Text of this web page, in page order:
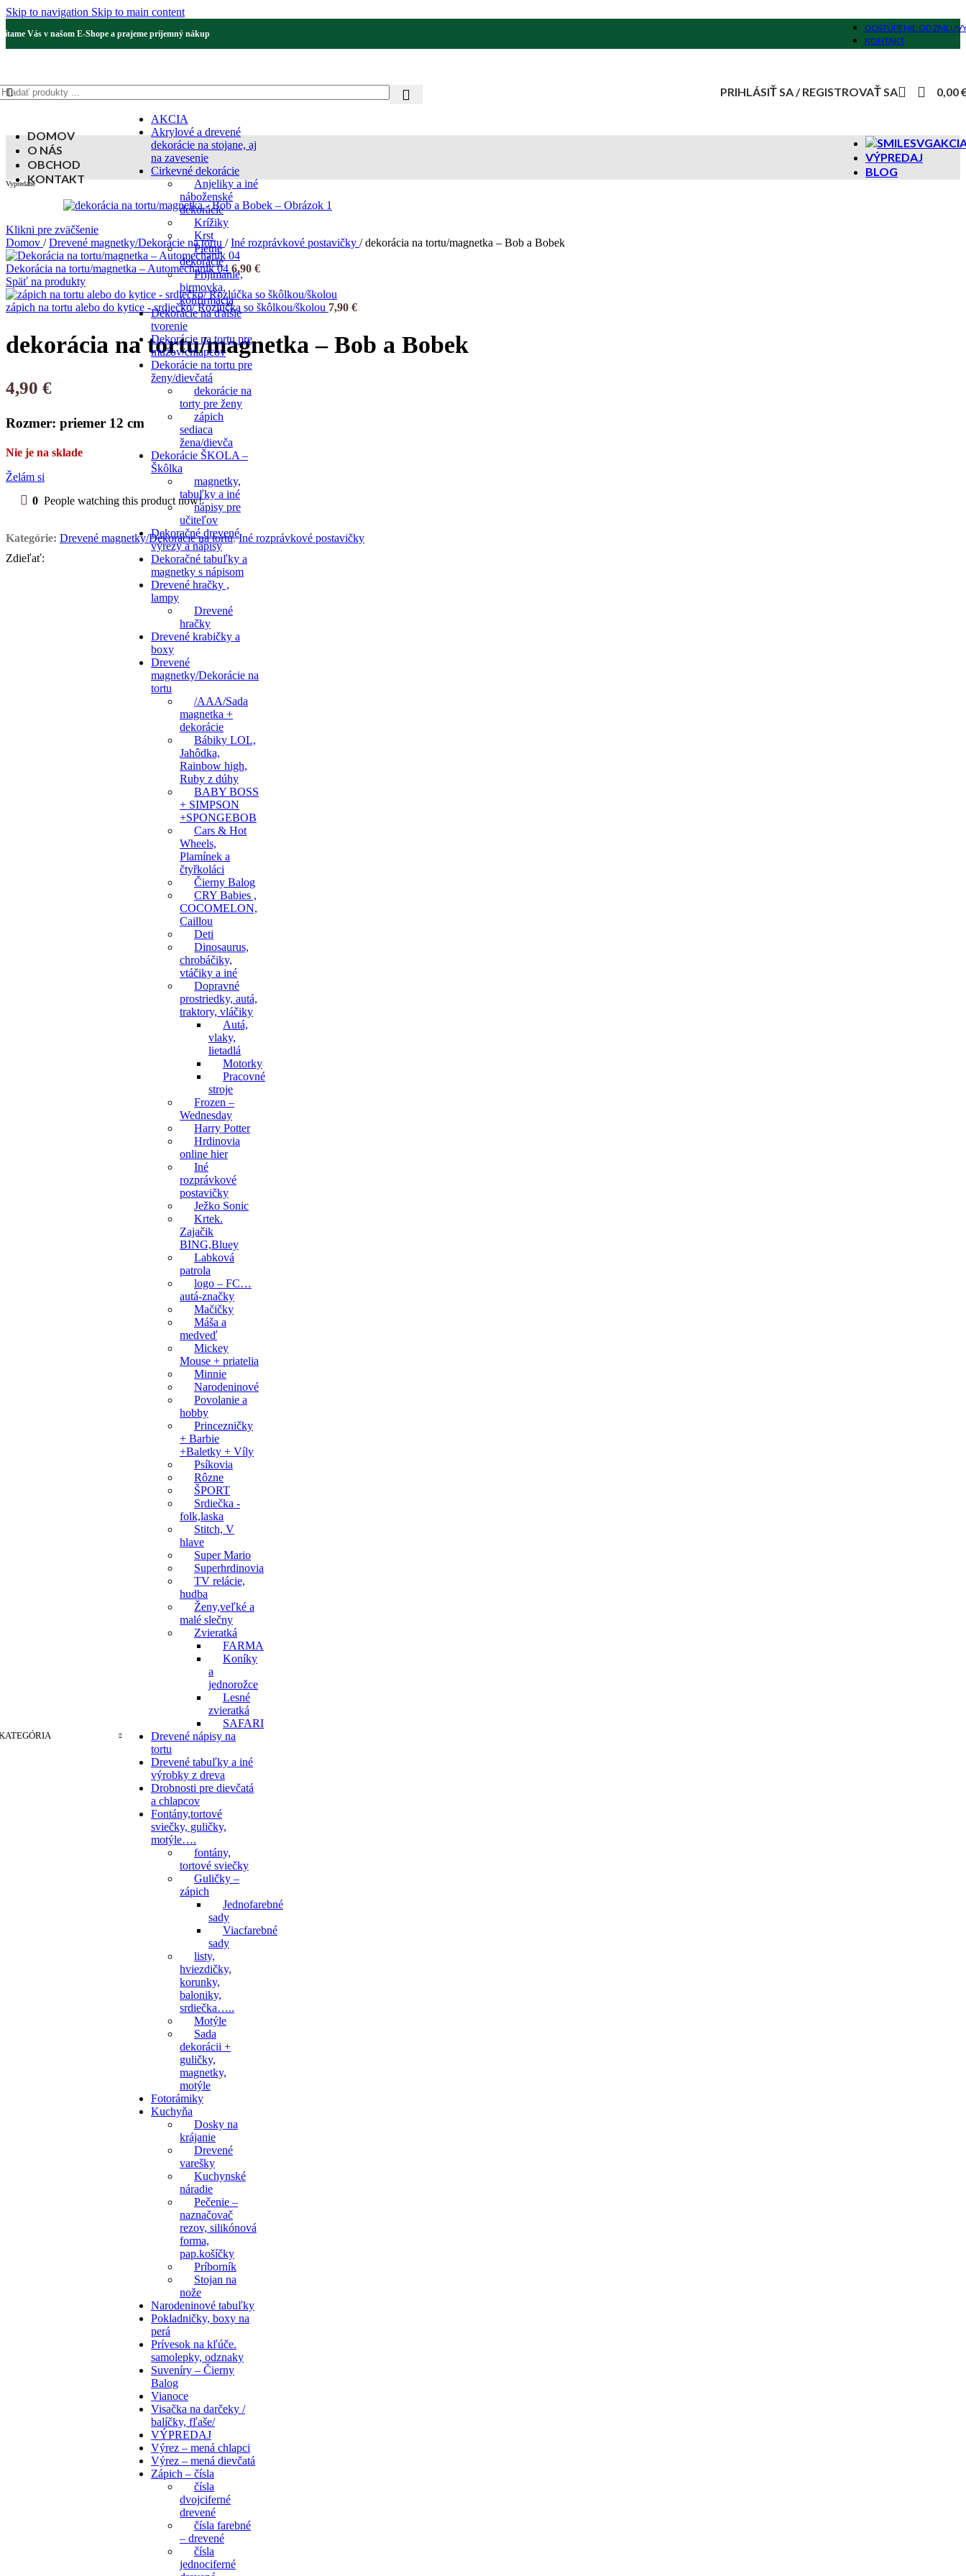
Skip to navigation Skip to main content
Vás v našom E-Shope a prajeme príjemný nákup
ODSTÚPENIE OD
KONTAKT
AKCIA
Akrylové a drevené
dekorácie na stojane, aj
na zavesenie
Cirkevné dekorácie
Anjeliky a iné
náboženské
dekorácie
Krížiky
Krst
Pietne
dekorácie
Prijímanie,
birmovka,
konfirmácia
Dekorácie na ďalšie
tvorenie
Dekorácie na tortu pre
mužov/chlapcov
Dekorácie na tortu pre
ženy/dievčatá
dekorácie na
torty pre ženy
zápich
sediaca
žena/dievča
Dekorácie ŠKOLA –
Škôlka
magnetky,
tabuľky a iné
nápisy pre
učiteľov
Dekoračné drevené
výrezy a nápisy
Dekoračné tabuľky a
magnetky s nápisom
Drevené hračky ,
lampy
Drevené
hračky
Drevené krabičky a
boxy
Drevené
magnetky/Dekorácie na
tortu
/AAA/Sada
magnetka +
dekorácie
Bábiky LOL,
Jahôdka,
Rainbow high,
Ruby z dúhy
BABY BOSS
+ SIMPSON
+SPONGEBOB
Cars & Hot
Wheels,
Plamínek a
čtyřkoláci
Čierny Balog
CRY Babies ,
COCOMELON,
Caillou
Deti
Dinosaurus,
chrobáčiky,
vtáčiky a iné
Dopravné
prostriedky, autá,
traktory, vláčiky
Autá,
vlaky,
lietadlá
Motorky
Pracovné
stroje
Frozen –
Wednesday
Harry Potter
Hrdinovia
online hier
Iné
rozprávkové
postavičky
Ježko Sonic
Krtek.
Zajačik
BING,Bluey
Labková
patrola
logo – FC…
autá-značky
Mačičky
Máša a
medveď
Mickey
Mouse + priatelia
Minnie
Narodeninové
Povolanie a
hobby
Princezničky
+ Barbie
+Baletky + Víly
Psíkovia
Rôzne
ŠPORT
Srdiečka -
folk,laska
Stitch, V
hlave
Super Mario
Superhrdinovia
TV relácie,
hudba
Ženy,veľké a
malé slečny
Zvieratká
FARMA
Koníky
a
jednorožce
Lesné
zvieratká
SAFARI
Drevené nápisy na
tortu
Drevené tabuľky a iné
výrobky z dreva
Drobnosti pre dievčatá
a chlapcov
Fontány,tortové
sviečky, guličky,
motýle….
fontány,
tortové sviečky
Guličky –
zápich
Jednofarebné
sady
Viacfarebné
sady
listy,
hviezdičky,
korunky,
baloniky,
srdiečka…..
Motýle
Sada
dekorácii +
guličky,
magnetky,
motýle
Fotorámiky
Kuchyňa
Dosky na
krájanie
Drevené
varešky
Kuchynské
náradie
Pečenie –
naznačovač
rezov, silikónová
forma,
pap.košíčky
Príborník
Stojan na
nože
Narodeninové tabuľky
Pokladničky, boxy na
perá
Prívesok na kľúče.
samolepky, odznaky
Suveníry – Čierny
Balog
Vianoce
Visačka na darčeky /
balíčky, fľaše/
VÝPREDAJ
Výrez – mená chlapci
Výrez – mená dievčatá
Zápich – čísla
čísla
dvojciferné
drevené
čísla farebné
– drevené
čísla
jednociferné
PRIHLÁSIŤ SA / REGISTROVAŤ SA 0,00
DOMOV
O NÁS
OBCHOD
KONTAKT
VÝPREDAJ
BLOG
Vypredané
Klikni pre zväčšenie
Domov / Drevené magnetky/Dekorácie na tortu / Iné rozprávkové postavičky / dekorácia na tortu/magnetka – Bob a Bobek
Dekorácia na tortu/magnetka – Automechanik 04 6,90 €
Späť na produkty
zápich na tortu alebo do kytice - srdiečko/ Rozlúčka so škôlkou/školou 7,90 €
dekorácia na tortu/magnetka – Bob a Bobek
4,90 €
Rozmer: priemer 12 cm
Nie je na sklade
Želám si
0 People watching this product now!
Kategórie: Drevené magnetky/Dekorácie na tortu, Iné rozprávkové postavičky
Zdieľať:
Magnetky pre deti sú neodmysliteľnou súčasťou hračiek v detskej izbe alebo spríjemnia prostredie v kuchyni ako doplnok na chladničke.
Vhodná aj ako darček do detského kolektívu.
Každá magnetka sa dá použiť aj ako dekorácia na tortu, stačí, ak na magnetku zo zadnej strany prilepíte špajdľu alebo ju osadíte na čelo torty.
Po oslave ostáva magnetka dieťatku na pamiatku.